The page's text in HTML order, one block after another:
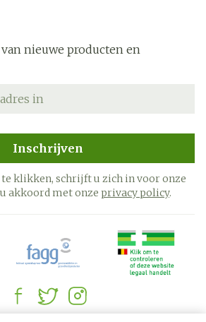
nieuwe producten en
Inschrijven
klikken, schrijft u zich in voor onze
akkoord met onze privacy policy.